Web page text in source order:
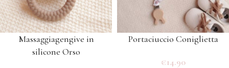
Massaggiagengive in
silicone Orso
Portaciuccio Coniglietta
€14.90